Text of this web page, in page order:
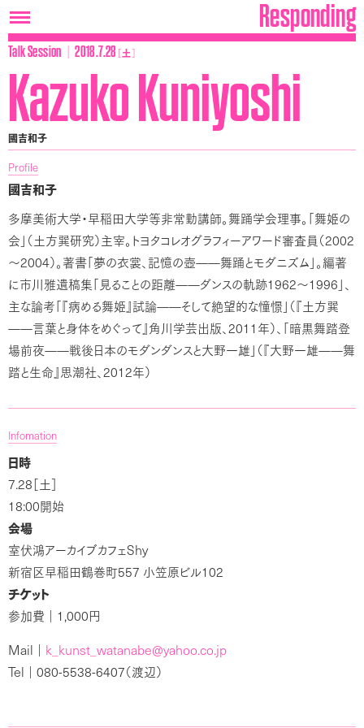
Responding
Talk Session │2018.7.28 ［土］
Kazuko Kuniyoshi
國吉和子
Profile
國吉和子
多摩美術大学・早稲田大学等非常勤講師。舞踊学会理事。「舞姫の
会」（土方巽研究）主宰。トヨタコレオグラフィーアワード審査員（2002
～2004）。著書「夢の衣裳、記憶の壺――舞踊とモダニズム」。編著
に市川雅遺稿集「見ることの距離――ダンスの軌跡1962～1996」、
主な論考「『病める舞姫』試論――そして絶望的な憧憬」（『土方巽
――言葉と身体をめぐって』角川学芸出版、2011 年）、「暗黒舞踏登
場前夜――戦後日本のモダンダンスと大野一雄」（『大野一雄――舞
踏と生命』思潮社、2012年）
Infomation
日時
7.28［土］
18:00開始
会場
室伏鴻アーカイブカフェShy
新宿区早稲田鶴巻町557 小笠原ビル102
チケット
参加費｜ 1,000円
Mail ｜ k kunst watanabe@yahoo.co.jp
Tel ｜ 080-5538-6407（渡辺）